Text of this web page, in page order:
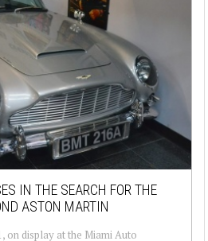
IN THE SEARCH FOR THE
ASTON MARTIN
on display at the Miami Auto